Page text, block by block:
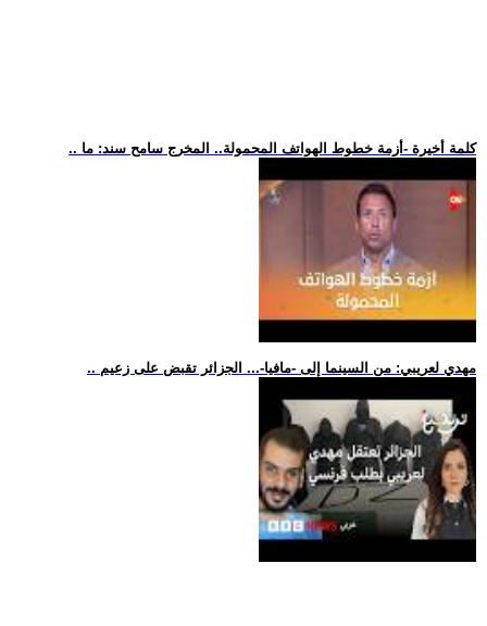
.. كلمة أخيرة -أزمة خطوط الهواتف المحمولة.. المخرج سامح سند: ما
.. مهدي لعريبي: من السينما إلى -مافيا-... الجزائر تقبض على زعيم